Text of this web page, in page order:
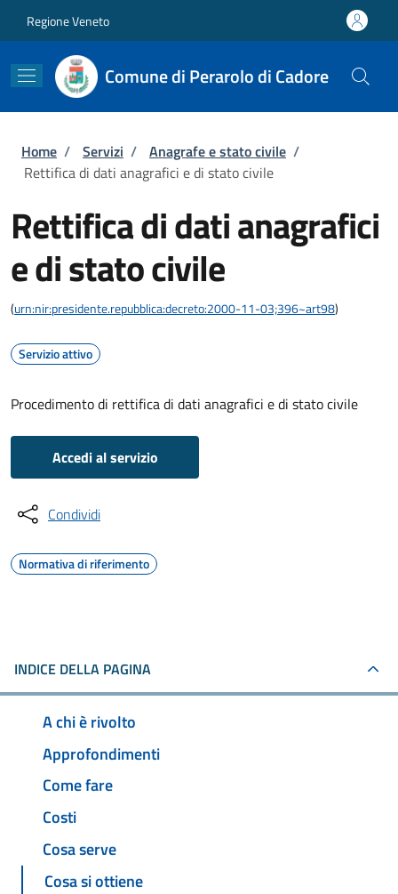
Regione Veneto
Comune di Perarolo di Cadore
Briciole di pane
Home / Servizi / Anagrafe e stato civile /
Rettifica di dati anagrafici e di stato civile
Rettifica di dati anagrafici
e di stato civile
(urn:nir:presidente.repubblica:decreto:2000-11-03;396~art98)
Servizio attivo
Procedimento di rettifica di dati anagrafici e di stato civile
Accedi al servizio
Condividi
Normativa di riferimento
INDICE DELLA PAGINA
A chi è rivolto
Approfondimenti
Come fare
Costi
Cosa serve
Cosa si ottiene